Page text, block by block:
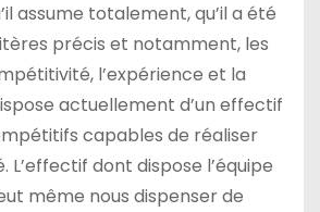
assume totalement, qu’il a été
précis et notamment, les
l’expérience et la
actuellement d’un effectif
capables de réaliser
L’effectif dont dispose l’équipe
même nous dispenser de